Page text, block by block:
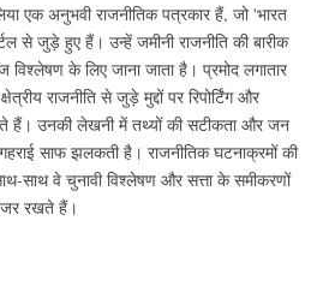
एक अनुभवी राजनीतिक पत्रकार हैं, जो 'भारत
से जुड़े हुए हैं। उन्हें जमीनी राजनीति की बारीक
के लिए जाना जाता है। प्रमोद लगातार
राजनीति से जुड़े मुद्दों पर रिपोर्टिंग और
हैं। उनकी लेखनी में तथ्यों की सटीकता और जन
गहराई साफ झलकती है। राजनीतिक घटनाक्रमों की
साथ वे चुनावी विश्लेषण और सत्ता के समीकरणों
रखते हैं।